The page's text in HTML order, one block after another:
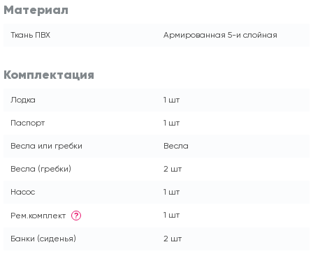
Материал
Ткань ПВХ Армированная 5-и слойная
Комплектация
Лодка 1 шт
Паспорт 1 шт
Весла или гребки Весла
Весла (гребки) 2 шт
Насос 1 шт
Рем.комплект ? 1 шт
Банки (сиденья) 2 шт